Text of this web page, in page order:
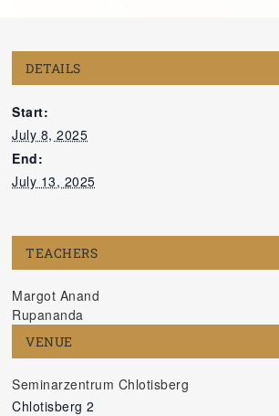
DETAILS
Start:
July 8, 2025
End:
July 13, 2025
VENUE
Seminarzentrum Chlotisberg
Chlotisberg 2
TEACHERS
Margot Anand
Rupananda